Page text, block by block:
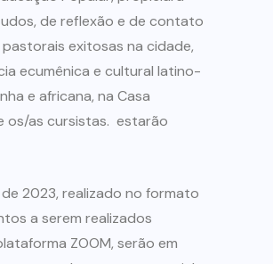
de reflexão e de contato
exitosas na cidade,
ecumênica e cultural latino-
e africana, na Casa
os/as cursistas. estarão
2023, realizado no formato
a serem realizados
ZOOM, serão em